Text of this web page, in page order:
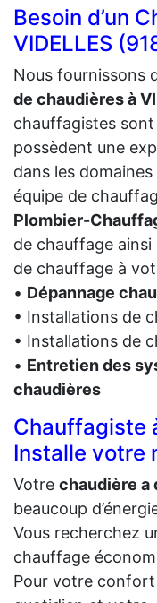
Besoin d’un
VIDELLES
Nous fournissons
de chaudières à
chauffagistes
possèdent une
dans les
équipe de
Plombier-
de chauffage
de chauffage à
• Dépannage
• Installations de
• Installations de
• Entretien des
chaudières
Chauffagiste
Installe votre
Votre chaudière a
beaucoup
Vous recherchez
chauffage
Pour votre confort